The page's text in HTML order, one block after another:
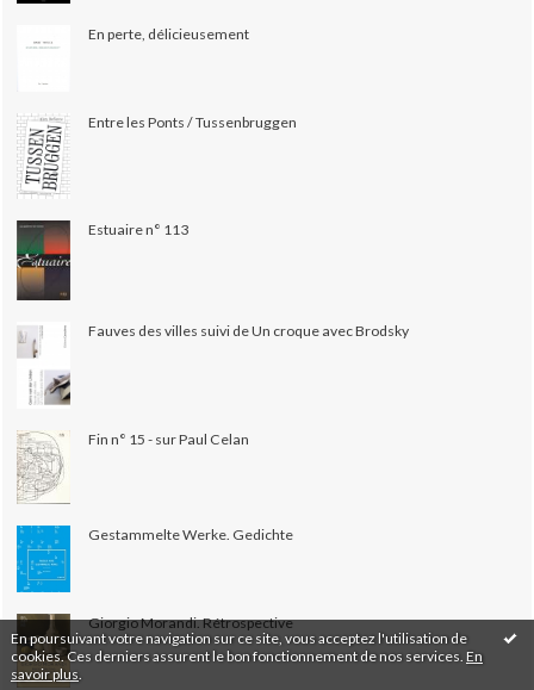
En poursuivant votre navigation sur ce site, vous acceptez l'utilisation de
cookies. Ces derniers assurent le bon fonctionnement de nos services. En
savoir plus
En perte, délicieusement
Entre les Ponts / Tussenbruggen
Estuaire n° 113
Fauves des villes suivi de Un croque avec Brodsky
Fin n° 15 - sur Paul Celan
Gestammelte Werke. Gedichte
Giorgio Morandi. Rétrospective